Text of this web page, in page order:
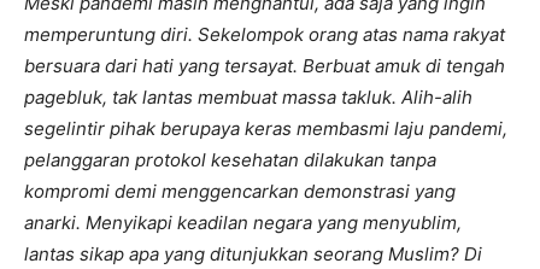
memperuntung diri. Sekelompok orang atas nama rakyat
bersuara dari hati yang tersayat. Berbuat amuk di tengah
pagebluk, tak lantas membuat massa takluk. Alih-alih
segelintir pihak berupaya keras membasmi laju pandemi,
pelanggaran protokol kesehatan dilakukan tanpa
kompromi demi menggencarkan demonstrasi yang
anarki. Menyikapi keadilan negara yang menyublim,
lantas sikap apa yang ditunjukkan seorang Muslim? Di